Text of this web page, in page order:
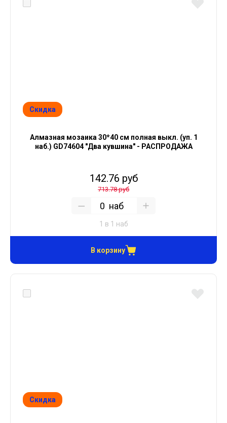
Скидка
Алмазная мозаика 30*40 см полная выкл. (уп. 1
наб.) GD74604 "Два кувшина" - РАСПРОДАЖА
142.76 руб
713.78 руб
наб
1 в 1 наб
В корзину
Скидка